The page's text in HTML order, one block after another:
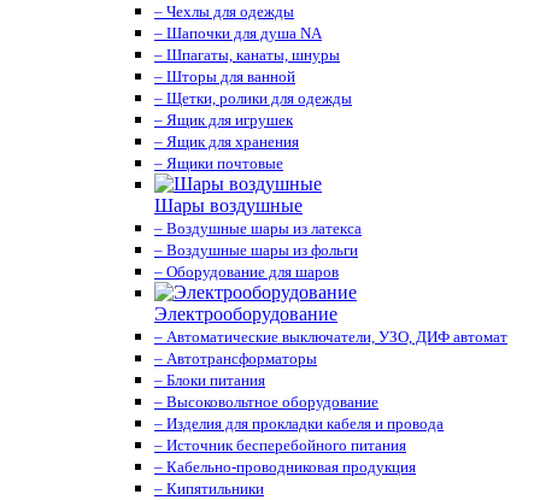
– Чехлы для одежды
– Шапочки для душа NA
– Шпагаты, канаты, шнуры
– Шторы для ванной
– Щетки, ролики для одежды
– Ящик для игрушек
– Ящик для хранения
– Ящики почтовые
Шары воздушные
– Воздушные шары из латекса
– Воздушные шары из фольги
– Оборудование для шаров
Электрооборудование
– Автоматические выключатели, УЗО, ДИФ автомат
– Автотрансформаторы
– Блоки питания
– Высоковольтное оборудование
– Изделия для прокладки кабеля и провода
– Источник бесперебойного питания
– Кабельно-проводниковая продукция
– Кипятильники